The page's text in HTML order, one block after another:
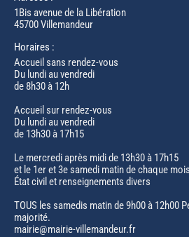
1Bis avenue de la Libération
45700 Villemandeur
Horaires :
Accueil sans rendez-vous
Du lundi au vendredi
de 8h30 à 12h
Accueil sur rendez-vous
Du lundi au vendredi
de 13h30 à 17h15
Le mercredi après midi de 13h30 à 17h15
et le 1er et 3e samedi matin de chaque
État civil et renseignements divers
TOUS les samedis matin de 9h00 à 12h00
majorité.
mairie@mairie-villemandeur.fr